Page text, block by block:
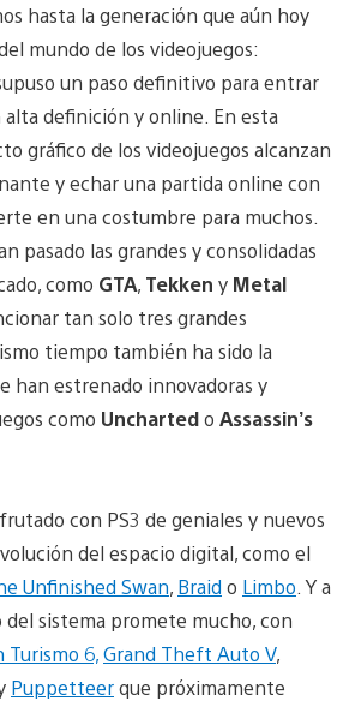
hasta la generación que aún hoy
mundo de los videojuegos:
un paso definitivo para entrar
definición y online. En esta
gráfico de los videojuegos alcanzan
y echar una partida online con
en una costumbre para muchos.
pasado las grandes y consolidadas
como GTA, Tekken y Metal
tan solo tres grandes
tiempo también ha sido la
han estrenado innovadoras y
como Unchartedo Assassin’s
con PS3 de geniales y nuevos
del espacio digital, como el
Unfinished Swan, Braid o Limbo . Y a
sistema promete mucho, con
Turismo 6,Grand Theft Auto V,
Puppetteerque próximamente